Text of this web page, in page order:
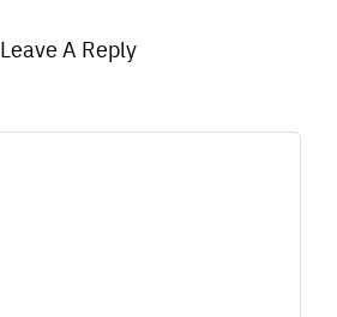
Leave A Reply